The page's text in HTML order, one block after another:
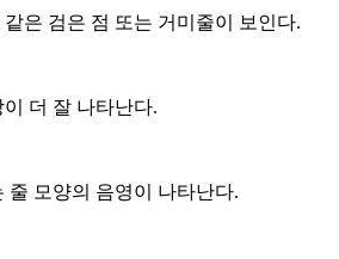
은 검은 점 또는 거미줄이 보인다.
더 잘 나타난다.
줄 모양의 음영이 나타난다.